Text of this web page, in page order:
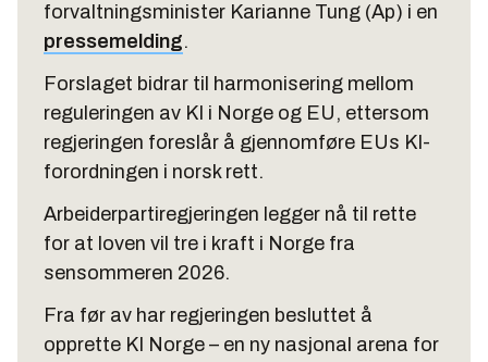
forvaltningsminister Karianne Tung (Ap) i en
pressemelding.
Forslaget bidrar til harmonisering mellom
reguleringen av KI i Norge og EU, ettersom
regjeringen foreslår å gjennomføre EUs KI-
forordningen i norsk rett.
Arbeiderpartiregjeringen legger nå til rette
for at loven vil tre i kraft i Norge fra
sensommeren 2026.
Fra før av har regjeringen besluttet å
opprette KI Norge – en ny nasjonal arena for